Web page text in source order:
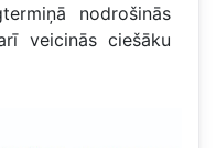
nodrošinās
veicinās ciešāku